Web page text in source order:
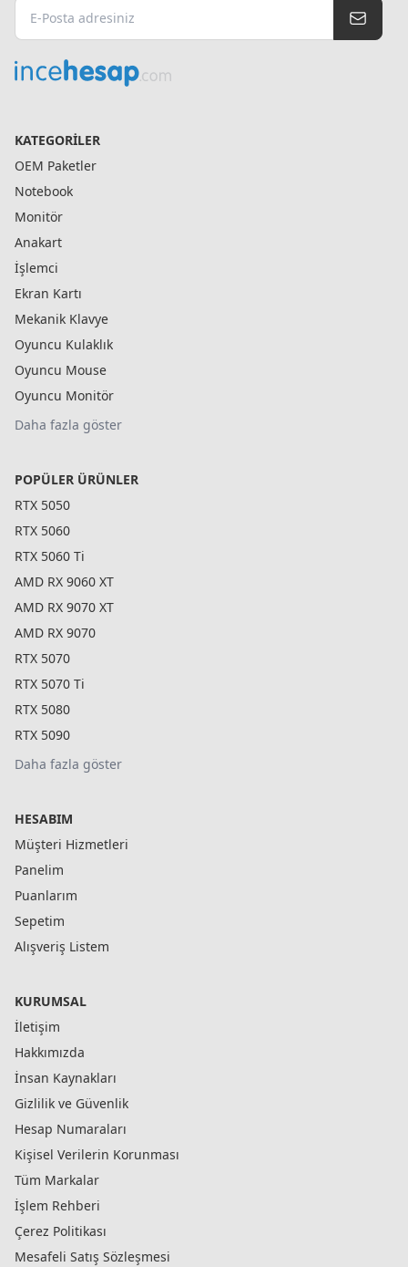
KATEGORILER
OEM Paketler
Notebook
Monitör
Anakart
İşlemci
Ekran Kartı
Mekanik Klavye
Oyuncu Kulaklık
Oyuncu Mouse
Oyuncu Monitör
Daha fazla göster
POPÜLER ÜRÜNLER
RTX 5050
RTX 5060
RTX 5060 Ti
AMD RX 9060 XT
AMD RX 9070 XT
AMD RX 9070
RTX 5070
RTX 5070 Ti
RTX 5080
RTX 5090
Daha fazla göster
HESABIM
Müşteri Hizmetleri
Panelim
Puanlarım
Sepetim
Alışveriş Listem
KURUMSAL
İletişim
Hakkımızda
İnsan Kaynakları
Gizlilik ve Güvenlik
Hesap Numaraları
Kişisel Verilerin Korunması
Tüm Markalar
İşlem Rehberi
Çerez Politikası
Mesafeli Satış Sözleşmesi